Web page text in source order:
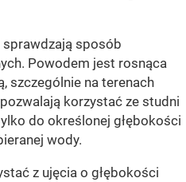
sposób
Powodem jest rosnąca
szczególnie na terenach
korzystać ze studni
do określonej głębokości
wody.
z ujęcia o głębokości